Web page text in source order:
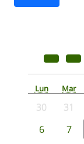
Lun Mar
30 31
6
7